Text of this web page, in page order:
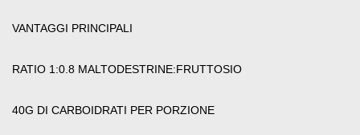
VANTAGGI PRINCIPALI
RATIO 1:0.8 MALTODESTRINE:FRUTTOSIO
40G DI CARBOIDRATI PER PORZIONE